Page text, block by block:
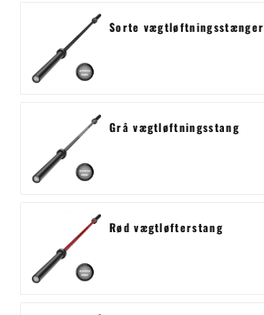
Sorte vægtløftningsstænger
Grå vægtløftningsstang
Rød vægtløfterstang